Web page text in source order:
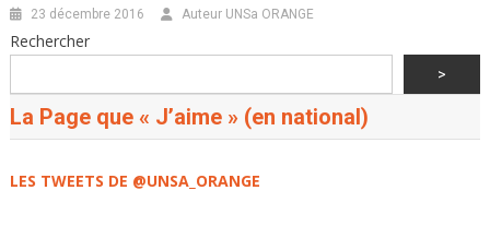
23 décembre 2016 Auteur UNSa ORANGE
Rechercher
>
La Page que « J’aime » (en national)
LES TWEETS DE @UNSA_ORANGE